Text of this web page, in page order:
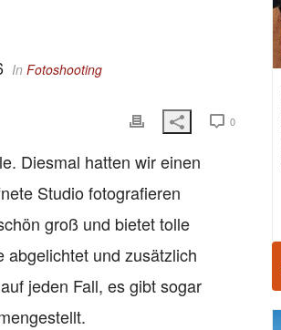
In Fotoshooting
0
Diesmal hatten wir einen
Studio fotografieren
groß und bietet tolle
abgelichtet und zusätzlich
jeden Fall, es gibt sogar